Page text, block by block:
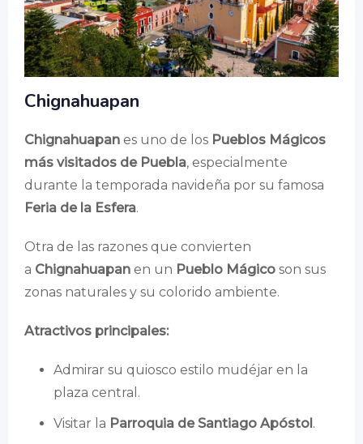
Chignahuapan
Chignahuapan es uno de los Pueblos Mágicos
más visitados de Puebla, especialmente
durante la temporada navideña por su famosa
Feria de la Esfera.
Otra de las razones que convierten
a Chignahuapan en un Pueblo Mágico son sus
zonas naturales y su colorido ambiente.
Atractivos principales:
Admirar su quiosco estilo mudéjar en la
plaza central.
Visitar la Parroquia de Santiago Apóstol .